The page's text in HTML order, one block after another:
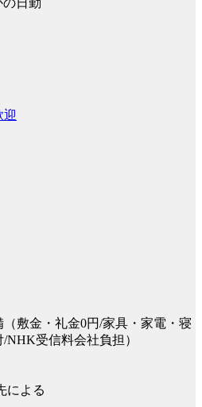
迎
（敷金・礼金0円/家具・家電・寝
NHK受信料会社負担）
による